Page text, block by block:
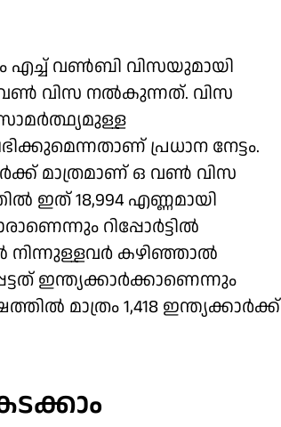
എച്ച് വണ്‍ബി വിസയുമായി
ഒ വണ്‍ വിസ നല്‍കുന്നത്. വിസ
പ്രധാന നേട്ടം.
മാത്രമാണ് ഒ വണ്‍ വിസ
ഇത് 18,994 എണ്ണമായി
റിപ്പോര്‍ട്ടില്‍
നിന്നുള്ളവര്‍ കഴിഞ്ഞാല്‍
ഇന്ത്യക്കാര്‍ക്കാണെന്നും
മാത്രം 1,418 ഇന്ത്യക്കാര്‍ക്ക്